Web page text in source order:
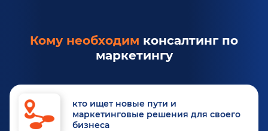
Кому необходим консалтинг по
маркетингу
кто ищет новые пути и
маркетинговые решения для своего
бизнеса